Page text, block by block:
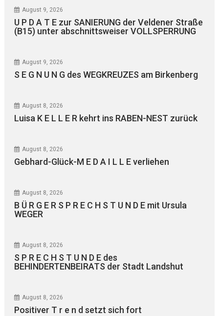
August 9, 2026
U P D A T E zur SANIERUNG der Veldener Straße
(B15) unter abschnittsweiser VOLLSPERRUNG
August 9, 2026
S E G N U N G des WEGKREUZES am Birkenberg
August 8, 2026
Luisa K E L L E R kehrt ins RABEN-NEST zurück
August 8, 2026
Gebhard-Glück-M E D A I L L E verliehen
August 8, 2026
B Ü R G E R S P R E C H S T U N D E mit Ursula
WEGER
August 8, 2026
S P R E C H S T U N D E des
BEHINDERTENBEIRATS der Stadt Landshut
August 8, 2026
Positiver T r e n d setzt sich fort